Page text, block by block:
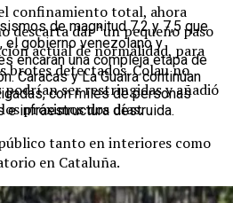
confinamiento total, ahora
descarta dar “un pequeño paso
actual de normalidad, para
brotes detectados. Colau no
ser restringidas y añadió
próximos dos días.
tanto en interiores como
en Cataluña.
de magnitud 7,2 y 7,5 que
el gobierno venezolano y
encaran una compleja etapa de
Caracas y La Guaira continúan
con miles de personas
e infraestructura destruida.